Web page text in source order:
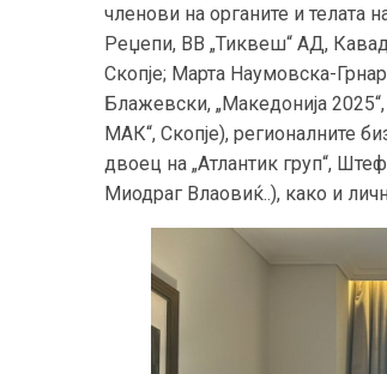
членови на органите и телата
Реџепи, ВВ „Тиквеш“ АД,
Скопје; Марта Наумовска-
Блажевски, „Македонија
МАК“, Скопје), регионалните
двоец на „Атлантик груп“,
Миодраг Влаовиќ..), како и